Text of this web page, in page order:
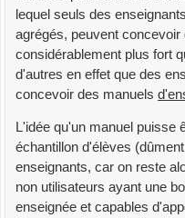
lequel seuls des
agrégés, peuvent
considérablement plus fort
d'autres en effet que des
concevoir des manuels
L'idée qu'un manuel puisse
échantillon d'élèves
enseignants, car on reste
non utilisateurs ayant une
enseignée et capables